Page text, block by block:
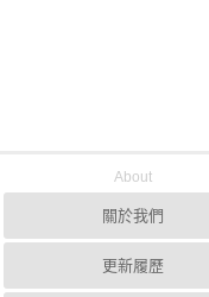
About
關於我們
更新履歷